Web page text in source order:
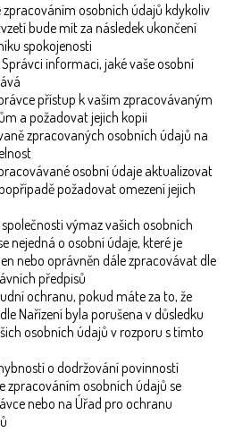
zpracováním osobních údajů kdykoliv
bude mít za následek ukončení
spokojenosti
informaci, jaké vaše osobní
přístup k vašim zpracovávaným
a požadovat jejich kopii
zpracovaných osobních údajů na
osobní údaje aktualizovat
požadovat omezení jejich
výmaz vašich osobních
nejedná o osobní údaje, které je
nebo oprávněn dále zpracovávat dle
předpisů
ochranu, pokud máte za to, že
Nařízení byla porušena v důsledku
osobních údajů v rozporu s tímto
o dodržování povinností
zpracováním osobních údajů se
nebo na Úřad pro ochranu